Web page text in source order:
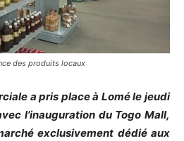
des produits locaux
a pris place à Lomé le jeudi
l’inauguration du Togo Mall,
exclusivement dédié aux